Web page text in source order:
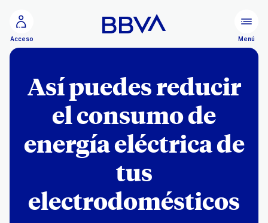
Acceso Menú
Así puedes reducir
el consumo de
energía eléctrica de
tus
electrodomésticos